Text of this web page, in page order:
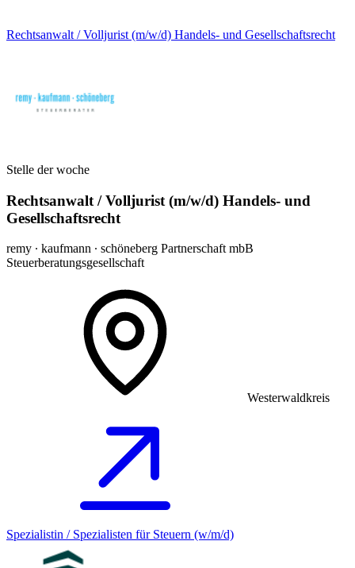
Rechtsanwalt / Volljurist (m/w/d) Handels- und Gesellschaftsrecht
Stelle der woche
Rechtsanwalt / Volljurist (m/w/d) Handels- und
Gesellschaftsrecht
remy ∙ kaufmann ∙ schöneberg Partnerschaft mbB
Steuerberatungsgesellschaft
Westerwaldkreis
Spezialistin / Spezialisten für Steuern (w/m/d)